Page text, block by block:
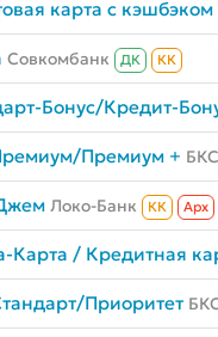
карта с кэшбэком
Совкомбанк ДК КК
Бонус/Кредит-
Премиум +
Локо-Банк КК Aрх
Карта / Кредитная
Приоритет